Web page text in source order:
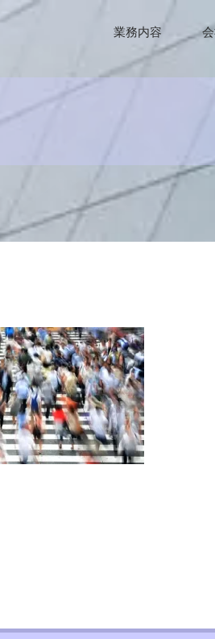
業務内容